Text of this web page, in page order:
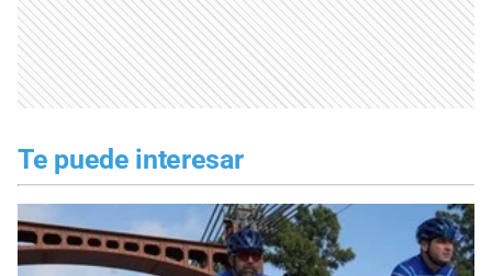
Te puede interesar